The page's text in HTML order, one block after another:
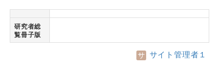
研究者総
覧冊子版
サイト管理者１